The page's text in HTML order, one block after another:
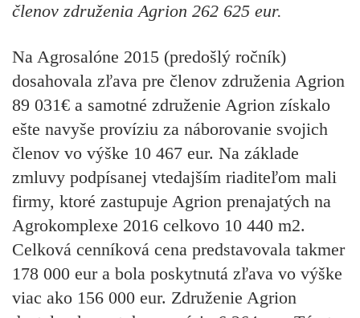
členov združenia Agrion 262 625 eur.
Na Agrosalóne 2015 (predošlý ročník)
dosahovala zľava pre členov združenia Agrion
89 031€ a samotné združenie Agrion získalo
ešte navyše províziu za náborovanie svojich
členov vo výške 10 467 eur. Na základe
zmluvy podpísanej vtedajším riaditeľom mali
firmy, ktoré zastupuje Agrion prenajatých na
Agrokomplexe 2016 celkovo 10 440 m2.
Celková cenníková cena predstavovala takmer
178 000 eur a bola poskytnutá zľava vo výške
viac ako 156 000 eur. Združenie Agrion